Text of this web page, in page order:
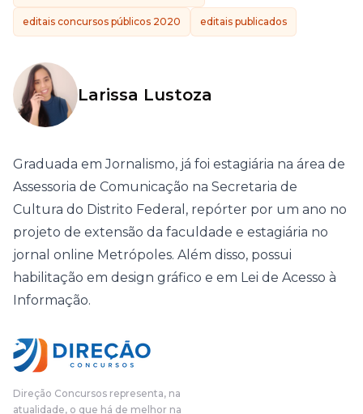
editais concursos públicos 2020 editais publicados
Larissa Lustoza
Graduada em Jornalismo, já foi estagiária na área de
Assessoria de Comunicação na Secretaria de
Cultura do Distrito Federal, repórter por um ano no
projeto de extensão da faculdade e estagiária no
jornal online Metrópoles. Além disso, possui
habilitação em design gráfico e em Lei de Acesso à
Informação.
Direção Concursos representa, na
atualidade, o que há de melhor na